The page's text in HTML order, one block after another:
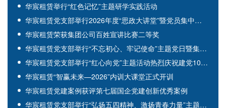
华宸租赁举行“红色记忆”主题研学实践活动
华宸租赁党支部举行2026年度“思政大讲堂”暨党员集中培训活动
华宸租赁荣获集团公司百姓宣讲比赛二等奖
华宸租赁党支部举行“不忘初心、牢记使命”主题党日暨集体观影活动
华宸租赁党支部举行“红心向党”主题活动热烈庆祝建党105周年
华宸租赁“智赢未来—2026”内训大课堂正式开训
华宸租赁党建案例获评第七届国企党建创新优秀案例
华宸租赁党支部举行“弘扬五四精神、激扬青春力量”主题党日暨集体观影活动